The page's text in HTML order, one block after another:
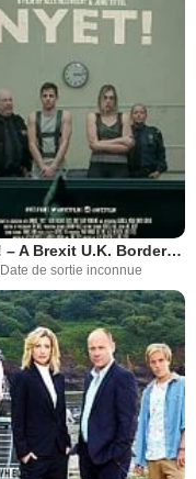
NYET! – A Brexit U.K. Border Farce
Date de sortie inconnue